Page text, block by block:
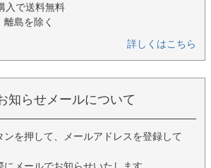
入で送料無料
島を除く
詳しくはこちら
知らせメールについて
ンを押して、メールアドレスを登録して